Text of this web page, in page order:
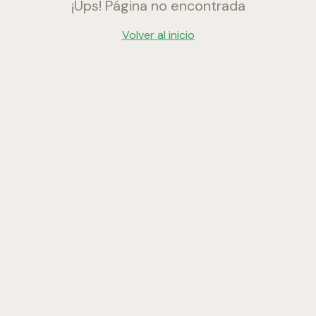
¡Ups! Página no encontrada
Volver al inicio